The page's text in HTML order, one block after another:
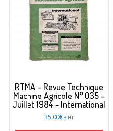
RTMA – Revue Technique
Machine Agricole N° 035 –
Juillet 1984 – International
35,00€ € HT